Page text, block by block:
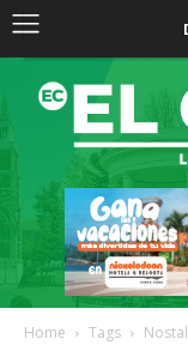
Home Tags